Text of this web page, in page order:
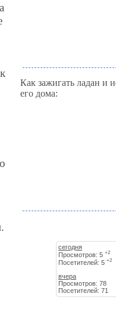
Как зажигать ладан и
его дома:
сегодня
Просмотров: 5+2
Посетителей: 5+2
вчера
Просмотров: 78
Посетителей: 71